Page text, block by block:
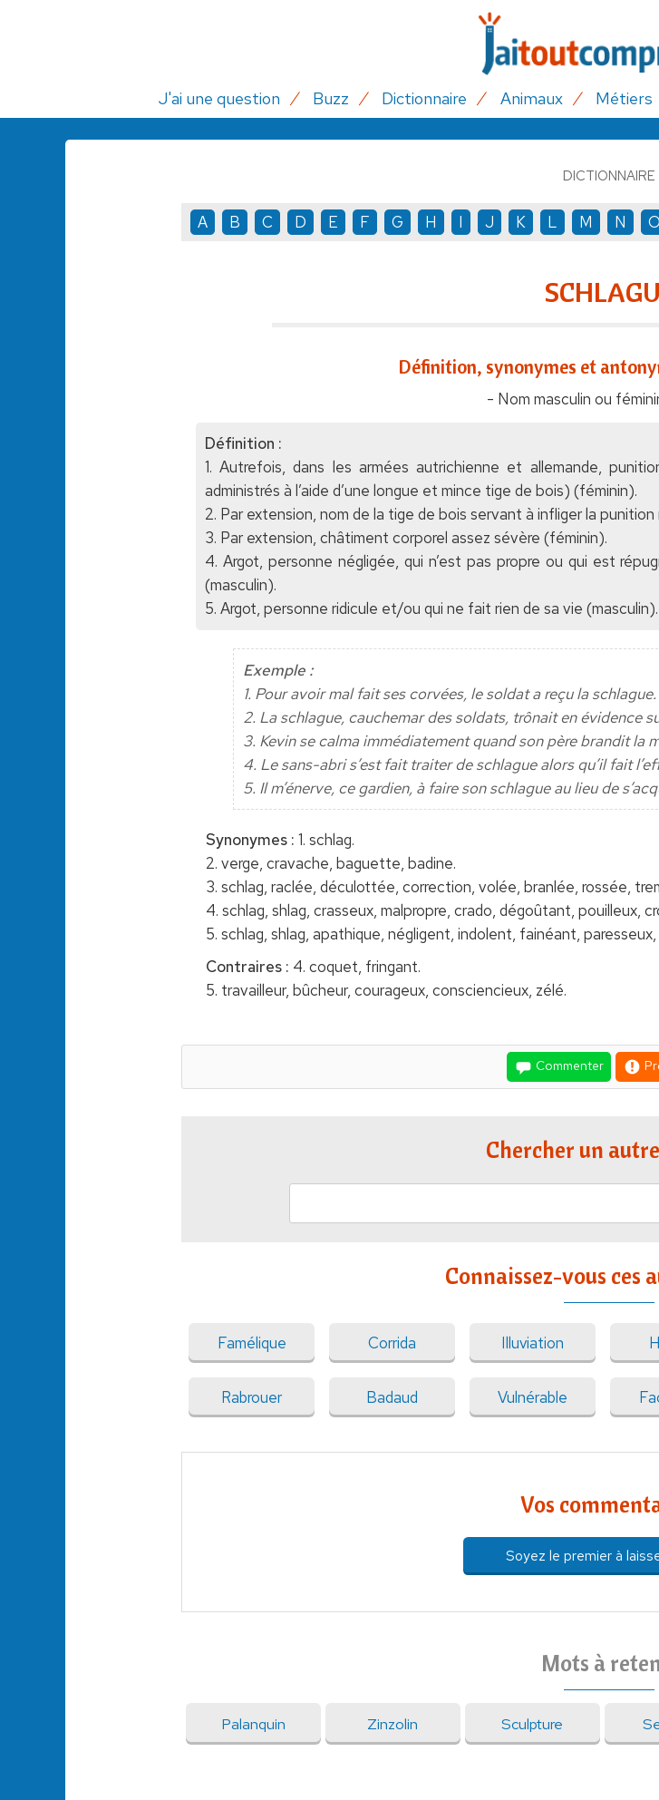
J'ai une question Buzz Dictionnaire Animaux Métiers
DICTIONNAIRE
A B C D E F G H I J K L M N O
Définition, synonymes et
- Nom masculin ou
Définition :
1. Autrefois, dans les armées autrichienne et allemande,
administrés à l’aide d’une longue et mince tige de bois) (féminin).
2. Par extension, nom de la tige de bois servant à infliger la
3. Par extension, châtiment corporel assez sévère (féminin).
4. Argot, personne négligée, qui n’est pas propre ou qui est
(masculin).
5. Argot, personne ridicule et/ou qui ne fait rien de sa vie (masculin).
Exemple :
1. Pour avoir mal fait ses corvées, le soldat a reçu la schlague.
2. La schlague, cauchemar des soldats, trônait en évidence
3. Kevin se calma immédiatement quand son père brandit la
4. Le sans-abri s’est fait traiter de schlague alors qu’il fait
5. Il m’énerve, ce gardien, à faire son schlague au lieu de
Synonymes : 1. schlag.
2. verge, cravache, baguette, badine.
3. schlag, raclée, déculottée, correction, volée, branlée, rossée,
4. schlag, shlag, crasseux, malpropre, crado, dégoûtant, pouilleux,
5. schlag, shlag, apathique, négligent, indolent, fainéant,
Contraires : 4. coquet, fringant.
5. travailleur, bûcheur, courageux, consciencieux, zélé.
Commenter
Chercher un
Connaissez-vous ces
Famélique Corrida Illuviation
Rabrouer Badaud Vulnérable
Vos
Soyez le premier à
Mots à
Palanquin Zinzolin Sculpture